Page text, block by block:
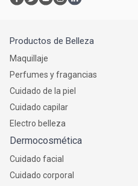
Productos de Belleza
Maquillaje
Perfumes y fragancias
Cuidado de la piel
Cuidado capilar
Electro belleza
Dermocosmética
Cuidado facial
Cuidado corporal